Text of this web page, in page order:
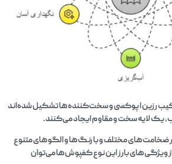
رزین اپوکسی و سخت‌کننده‌ها تشکیل شده‌اند
یک لایه سخت و مقاوم ایجاد می‌کنند.
مختلف و با رنگ‌ها و الگوهای متنوع
ویژگی‌های بارز این نوع کفپوش‌ها می‌توان